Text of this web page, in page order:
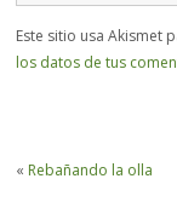
Este sitio usa Akismet
los datos de tus
« Rebañando la olla